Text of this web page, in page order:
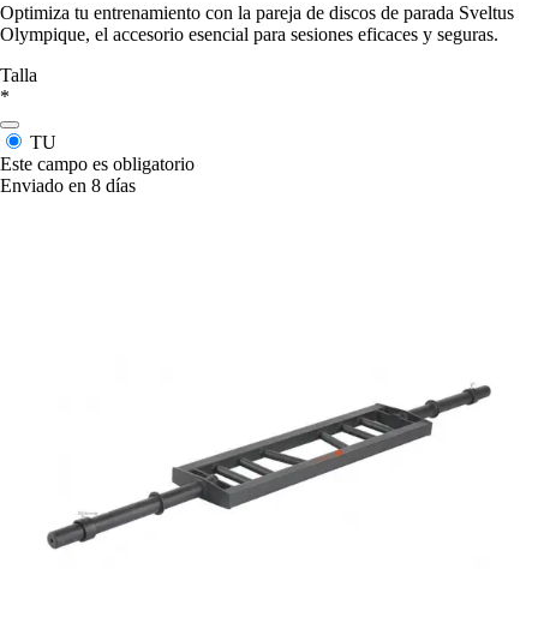
Optimiza tu entrenamiento con la pareja de discos de parada Sveltus
Olympique, el accesorio esencial para sesiones eficaces y seguras.
Talla
*
TU
Este campo es obligatorio
Enviado en 8 días